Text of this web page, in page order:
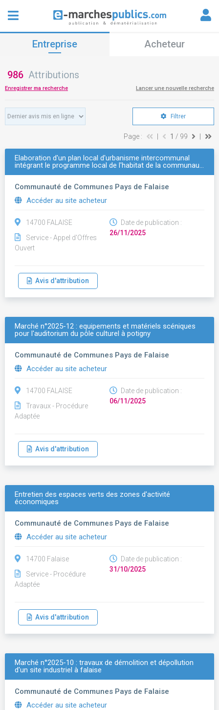
Entreprise Acheteur
986 Attributions
Enregistrer ma recherche Lancer une nouvelle recherche
Filtrer
Page : 1 / 99
Elaboration d'un plan local d'urbanisme intercommunal
intégrant le programme local de l'habitat de la communau…
Communauté de Communes Pays de Falaise
Accéder au site acheteur
14700 FALAISE
Service - Appel d'Offres
Ouvert
Date de publication :
26/11/2025
Avis d'attribution
Marché n°2025-12 : equipements et matériels scéniques
pour l'auditorium du pôle culturel à potigny
Communauté de Communes Pays de Falaise
Accéder au site acheteur
14700 FALAISE
Travaux - Procédure
Adaptée
Date de publication :
06/11/2025
Avis d'attribution
Entretien des espaces verts des zones d'activité
économiques
Communauté de Communes Pays de Falaise
Accéder au site acheteur
14700 Falaise
Service - Procédure
Adaptée
Date de publication :
31/10/2025
Avis d'attribution
Marché n°2025-10 : travaux de démolition et dépollution
d'un site industriel à falaise
Communauté de Communes Pays de Falaise
Accéder au site acheteur